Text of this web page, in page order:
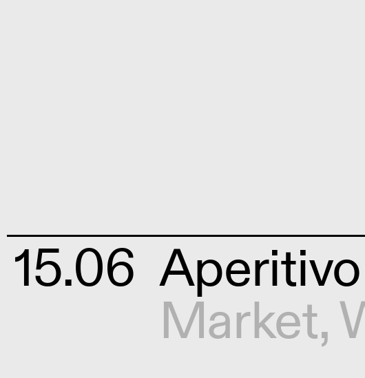
15.06
Market,